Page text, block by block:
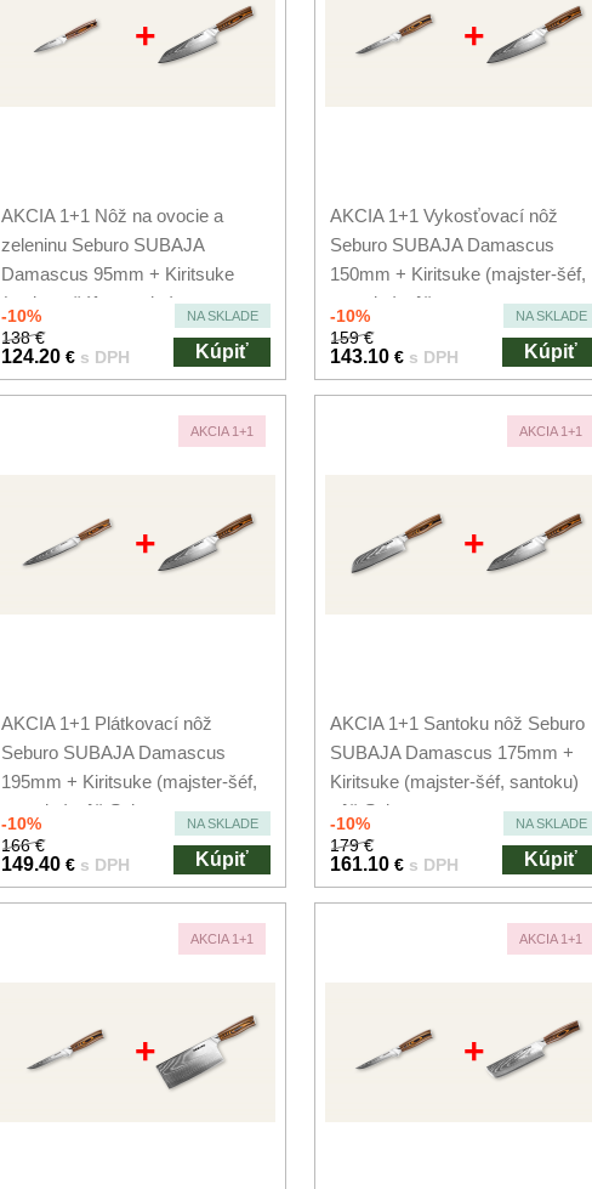
+
AKCIA 1+1 Nôž na ovocie a
zeleninu Seburo SUBAJA
Damascus 95mm + Kiritsuke
(majster-šéf, santoku)...
-10% NA SKLADE
138 €
124.20 € s DPH Kúpiť
+
AKCIA 1+1 Vykosťovací nôž
Seburo SUBAJA Damascus
150mm + Kiritsuke (majster-šéf,
santoku) nôž...
-10% NA SKLADE
159 €
143.10 € s DPH Kúpiť
AKCIA 1+1
+
AKCIA 1+1 Plátkovací nôž
Seburo SUBAJA Damascus
195mm + Kiritsuke (majster-šéf,
santoku) nôž Seburo...
-10% NA SKLADE
166 €
149.40 € s DPH Kúpiť
AKCIA 1+1
+
AKCIA 1+1 Santoku nôž Seburo
SUBAJA Damascus 175mm +
Kiritsuke (majster-šéf, santoku)
nôž Seburo...
-10% NA SKLADE
179 €
161.10 € s DPH Kúpiť
AKCIA 1+1
+
AKCIA 1+1
+